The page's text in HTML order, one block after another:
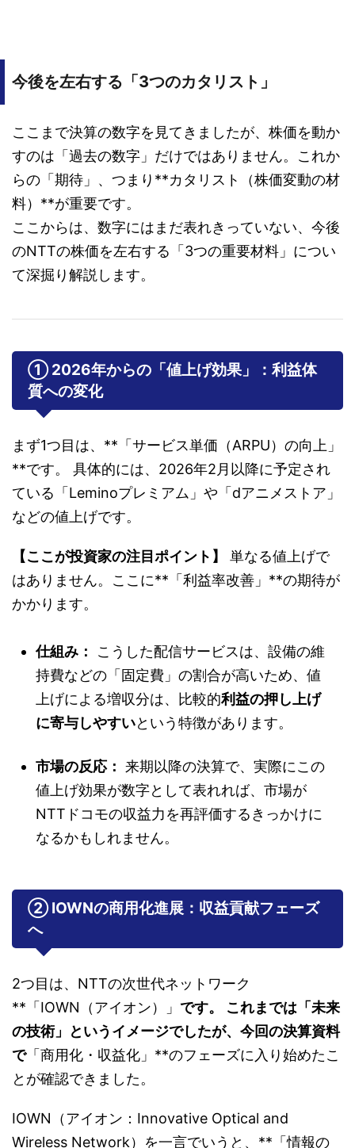
今後を左右する「3つのカタリスト」
ここまで決算の数字を見てきましたが、株価を動か
すのは「過去の数字」だけではありません。これか
らの「期待」、つまり**カタリスト（株価変動の材
料）**が重要です。
ここからは、数字にはまだ表れきっていない、今後
のNTTの株価を左右する「3つの重要材料」につい
て深掘り解説します。
① 2026年からの「値上げ効果」：利益体
質への変化
まず1つ目は、**「サービス単価（ARPU）の向上」
**です。 具体的には、2026年2月以降に予定され
ている「Leminoプレミアム」や「dアニメストア」
などの値上げです。
【ここが投資家の注目ポイント】
単なる値上げで
はありません。ここに**「利益率改善」**の期待が
かかります。
仕組み：
こうした配信サービスは、設備の維
持費などの「固定費」の割合が高いため、値
上げによる増収分は、比較的利益の押し上げ
に寄与しやすいという特徴があります。
市場の反応： 来期以降の決算で、実際にこの
値上げ効果が数字として表れれば、市場が
NTTドコモの収益力を再評価するきっかけに
なるかもしれません。
② IOWNの商用化進展：収益貢献フェーズ
へ
2つ目は、NTTの次世代ネットワーク
**「IOWN（アイオン）」 です。 これまでは「未来
の技術」というイメージでしたが、今回の決算資料
で「商用化・収益化」**のフェーズに入り始めたこ
とが確認できました。
IOWN（アイオン：Innovative Optical and
Wireless Network）を一言でいうと、**「情報の